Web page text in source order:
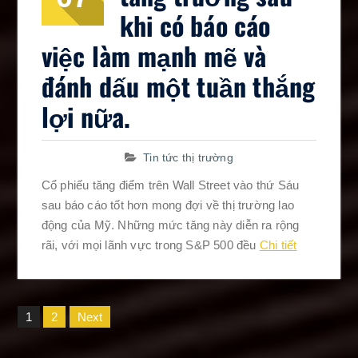
khi có báo cáo
việc làm mạnh mẽ và
đánh dấu một tuần thắng
lợi nữa.
Tin tức thị trường
Cổ phiếu tăng điểm trên Wall Street vào thứ Sáu
sau báo cáo tốt hơn mong đợi về thị trường lao
động của Mỹ. Những mức tăng này diễn ra rộng
rãi, với mọi lãnh vực trong S&P 500 đều Chi tiết
Posts
pagination
1 2 Next